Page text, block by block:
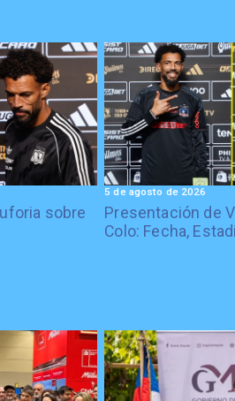
sobre
Presentación de
Colo: Fecha,
5 de agosto de 2026